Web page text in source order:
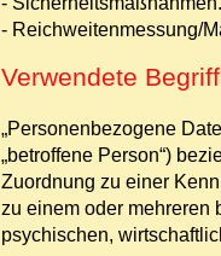
- Reichweitenmessung/
Verwendete
„Personenbezogene
„betroffene Person“)
Zuordnung zu einer
zu einem oder mehreren
psychischen,